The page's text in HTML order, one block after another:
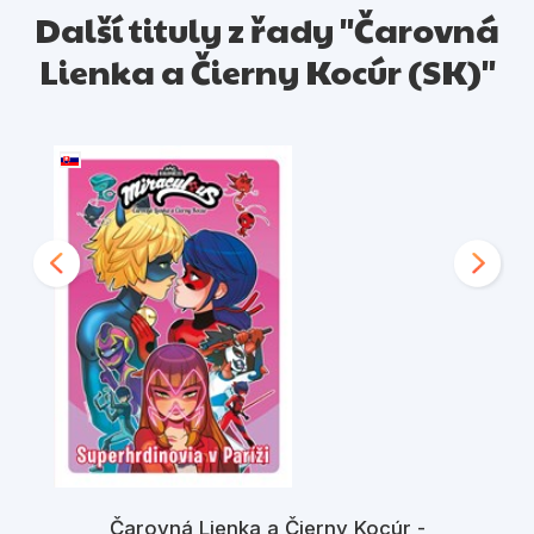
Další tituly z řady "Čarovná
Lienka a Čierny Kocúr (SK)"
Čarovná Lienka a Čierny Kocúr -